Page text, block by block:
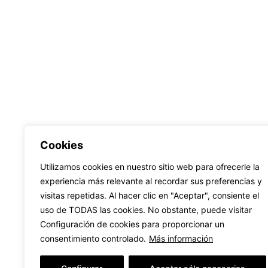
Cookies
Utilizamos cookies en nuestro sitio web para ofrecerle la
experiencia más relevante al recordar sus preferencias y
visitas repetidas. Al hacer clic en "Aceptar", consiente el
uso de TODAS las cookies. No obstante, puede visitar
Configuración de cookies para proporcionar un
consentimiento controlado. Más información
Llámanos